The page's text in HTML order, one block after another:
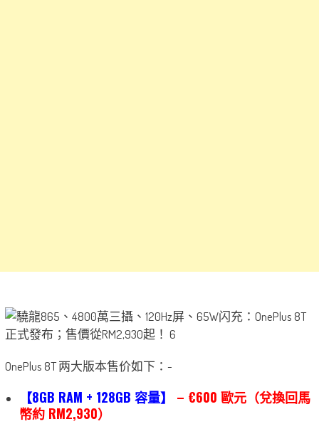
OnePlus 8T 两大版本售价如下：-
【8GB RAM + 128GB 容量】
– €600 歐元（兌換回馬
幣約 RM2,930）